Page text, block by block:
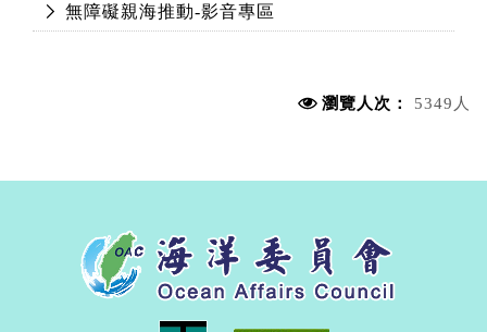
無障礙親海推動-影音專區
瀏覽人次： 5349人